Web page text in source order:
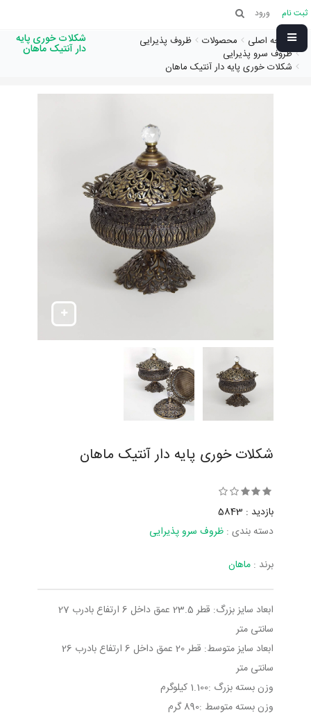
ثبت نام ورود
صفحه اصلی محصولات
ظروف پذیرایی
ظروف سرو پذیرایی
شکلات خوری پایه دار آنتیک ماهان
شکلات خوری پایه
دار آنتیک ماهان
شکلات خوری پایه دار آنتیک ماهان
بازدید : 5843
دسته بندی : ظروف سرو پذیرایی
برند : ماهان
ابعاد سایز بزرگ: قطر 23.5 عمق داخل 6 ارتفاع بادرب 27
سانتی متر
ابعاد سایز متوسط: قطر 20 عمق داخل 6 ارتفاع بادرب 26
سانتی متر
وزن بسته بزرگ :1.100 کیلوگرم
وزن بسته متوسط :890 گرم